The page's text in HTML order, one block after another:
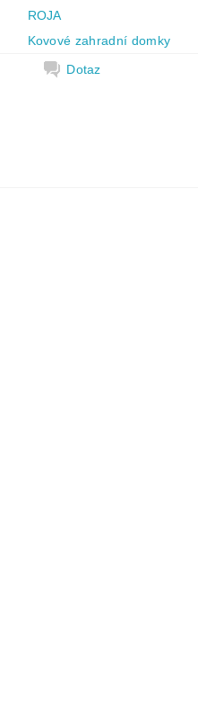
ROJA
Kovové zahradní domky
Dotaz